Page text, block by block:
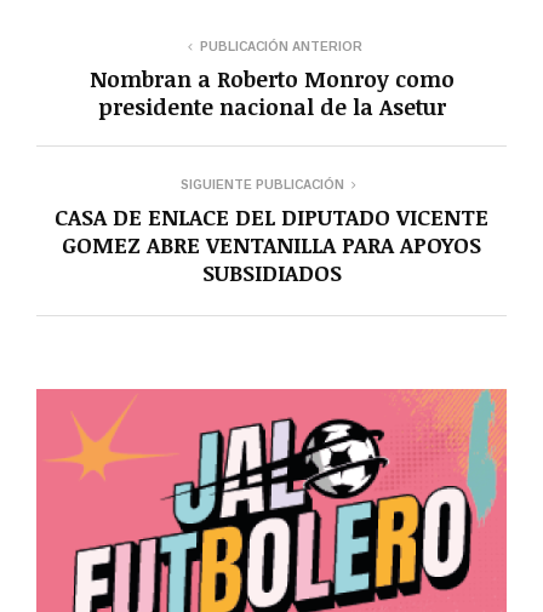
PUBLICACIÓN ANTERIOR
Nombran a Roberto Monroy como
presidente nacional de la Asetur
SIGUIENTE PUBLICACIÓN
CASA DE ENLACE DEL DIPUTADO VICENTE
GOMEZ ABRE VENTANILLA PARA APOYOS
SUBSIDIADOS